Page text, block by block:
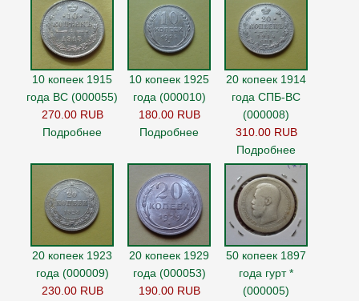
10 копеек 1915
года ВС (000055)
270.00 RUB
Подробнее
10 копеек 1925
года (000010)
180.00 RUB
Подробнее
20 копеек 1914
года СПБ-ВС
(000008)
310.00 RUB
Подробнее
20 копеек 1923
года (000009)
230.00 RUB
20 копеек 1929
года (000053)
190.00 RUB
50 копеек 1897
года гурт *
(000005)